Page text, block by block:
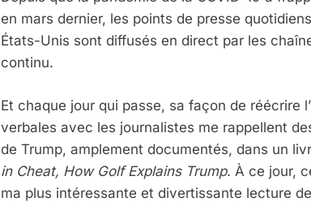
en mars dernier, les points de presse
États-Unis sont diffusés en direct par les
continu.
Et chaque jour qui passe, sa façon de réécrire
verbales avec les journalistes me rappellent
de Trump, amplement documentés, dans un
in Cheat, How Golf Explains Trump. À ce jour,
ma plus intéressante et divertissante lecture